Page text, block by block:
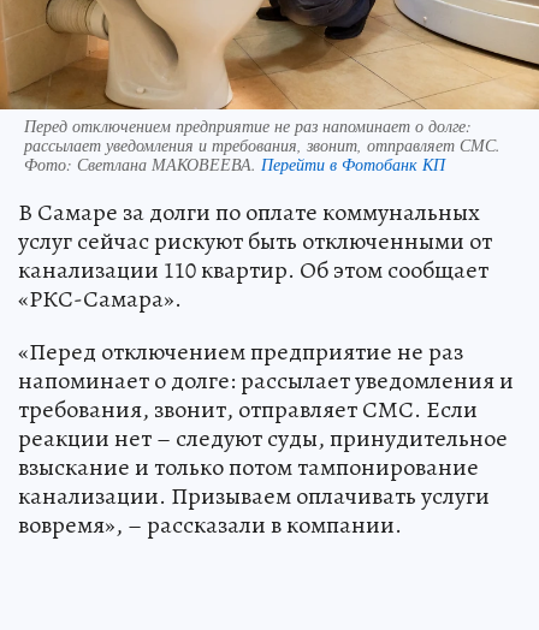
Перед отключением предприятие не раз напоминает о долге:
рассылает уведомления и требования, звонит, отправляет СМС.
Фото: Светлана МАКОВЕЕВА. Перейти в Фотобанк КП
В Самаре за долги по оплате коммунальных
услуг сейчас рискуют быть отключенными от
канализации 110 квартир. Об этом сообщает
«РКС-Самара».
«Перед отключением предприятие не раз
напоминает о долге: рассылает уведомления и
требования, звонит, отправляет СМС. Если
реакции нет – следуют суды, принудительное
взыскание и только потом тампонирование
канализации. Призываем оплачивать услуги
вовремя», – рассказали в компании.